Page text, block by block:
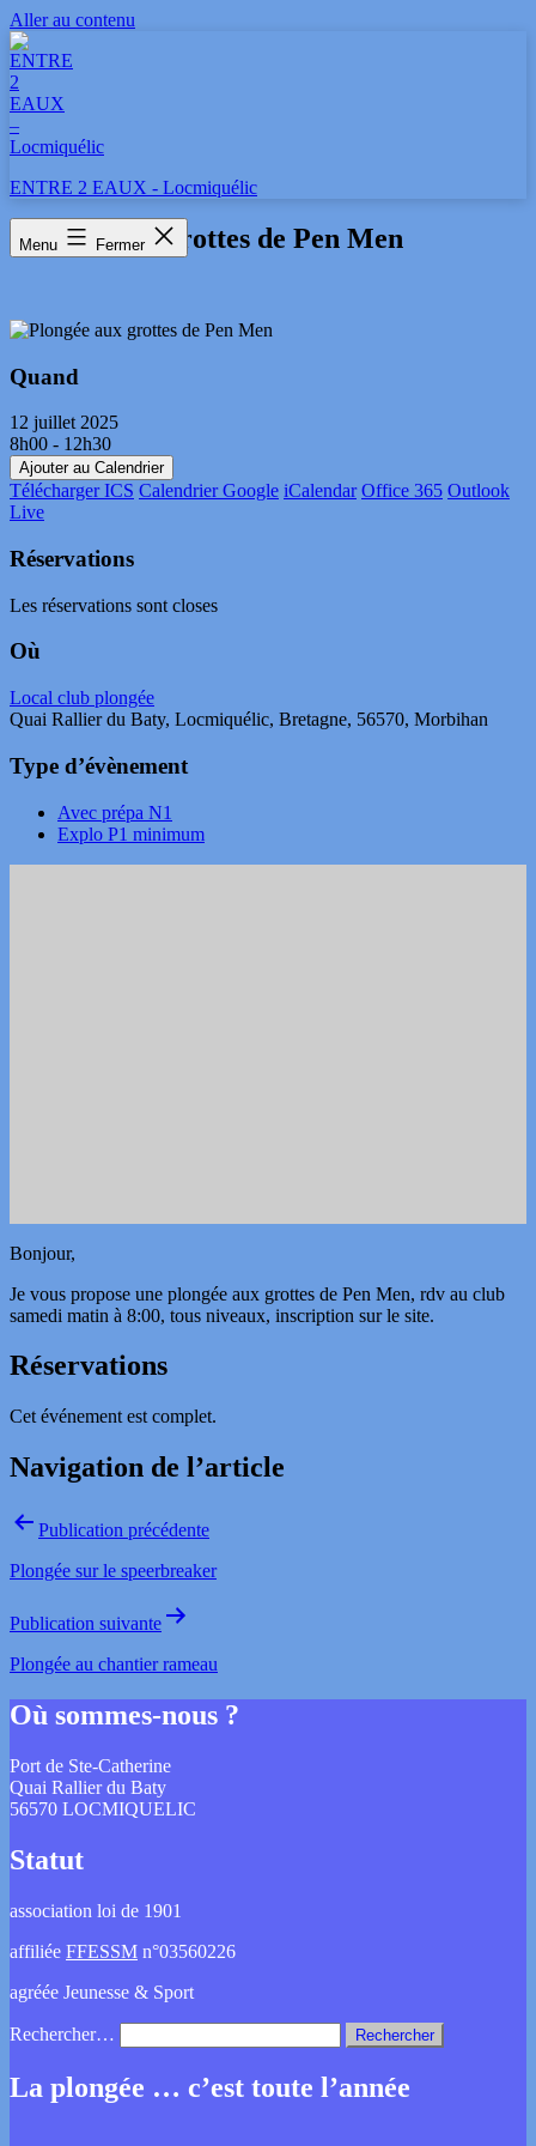
Aller au contenu
ENTRE 2 EAUX - Locmiquélic
Menu Fermer
Plongée aux grottes de Pen Men
Quand
12 juillet 2025
8h00 - 12h30
Ajouter au Calendrier
Télécharger ICS Calendrier Google iCalendar Office 365 Outlook
Live
Réservations
Les réservations sont closes
Où
Local club plongée
Quai Rallier du Baty, Locmiquélic, Bretagne, 56570, Morbihan
Type d’évènement
Avec prépa N1
Explo P1 minimum
Bonjour,
Je vous propose une plongée aux grottes de Pen Men, rdv au club
samedi matin à 8:00, tous niveaux, inscription sur le site.
Réservations
Cet événement est complet.
Navigation de l’article
Publication précédente
Plongée sur le speerbreaker
Publication suivante
Plongée au chantier rameau
Où sommes-nous ?
Port de Ste-Catherine
Quai Rallier du Baty
56570 LOCMIQUELIC
Statut
association loi de 1901
affiliée FFESSM n°03560226
agréée Jeunesse & Sport
Rechercher…
La plongée … c’est toute l’année